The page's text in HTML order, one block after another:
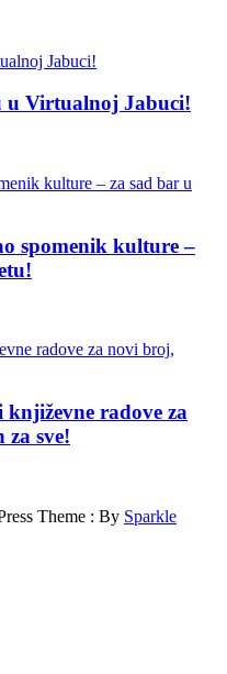
u Virtualnoj Jabuci!
spomenik kulture –
radove za
sve!
Theme : By Sparkle